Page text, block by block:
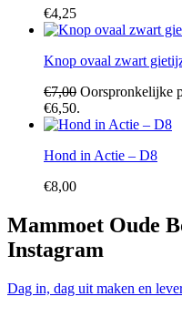
€4,25
Knop ovaal zwart
€7,00 Oorspronkelijke
€6,50.
Hond in Actie – D8
€8,00
Mammoet Oude
Instagram
Dag in, dag uit maken en